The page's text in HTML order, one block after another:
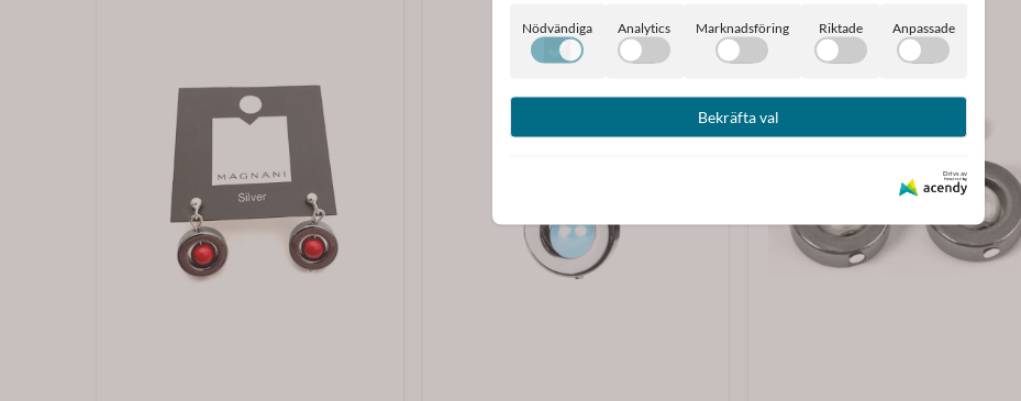
Nödvändiga Analytics Marknadsföring Riktade Anpassade
Bekräfta val
Drivs av